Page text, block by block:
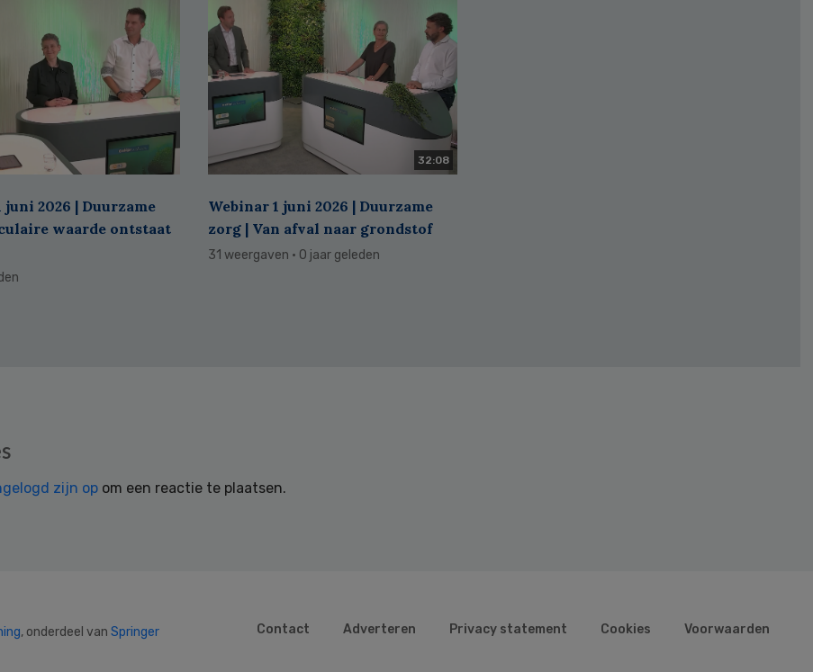
juni 2026 | Duurzame
waarde ontstaat
32:08
Webinar 1 juni 2026 | Duurzame
zorg | Van afval naar grondstof
31 weergaven · 0 jaar geleden
zijn op om een reactie te plaatsen.
, onderdeel van Springer
Contact Adverteren Privacy statement Cookies Voorwaarden